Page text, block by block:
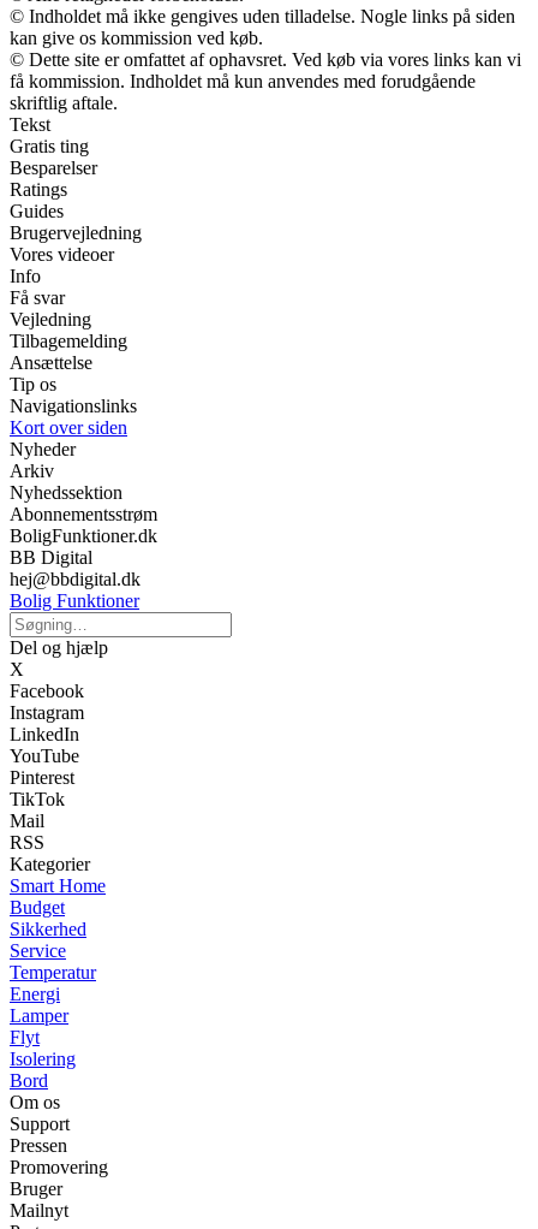
© Indholdet må ikke gengives uden tilladelse. Nogle links på siden
kan give os kommission ved køb.
© Dette site er omfattet af ophavsret. Ved køb via vores links kan vi
få kommission. Indholdet må kun anvendes med forudgående
skriftlig aftale.
Tekst
Gratis ting
Besparelser
Ratings
Guides
Brugervejledning
Vores videoer
Info
Få svar
Vejledning
Tilbagemelding
Ansættelse
Tip os
Navigationslinks
Kort over siden
Nyheder
Arkiv
Nyhedssektion
Abonnementsstrøm
BoligFunktioner.dk
BB Digital
hej@bbdigital.dk
Bolig Funktioner
Del og hjælp
X
Facebook
Instagram
LinkedIn
YouTube
Pinterest
TikTok
Mail
RSS
Kategorier
Smart Home
Budget
Sikkerhed
Service
Temperatur
Energi
Lamper
Flyt
Isolering
Bord
Om os
Support
Pressen
Promovering
Bruger
Mailnyt